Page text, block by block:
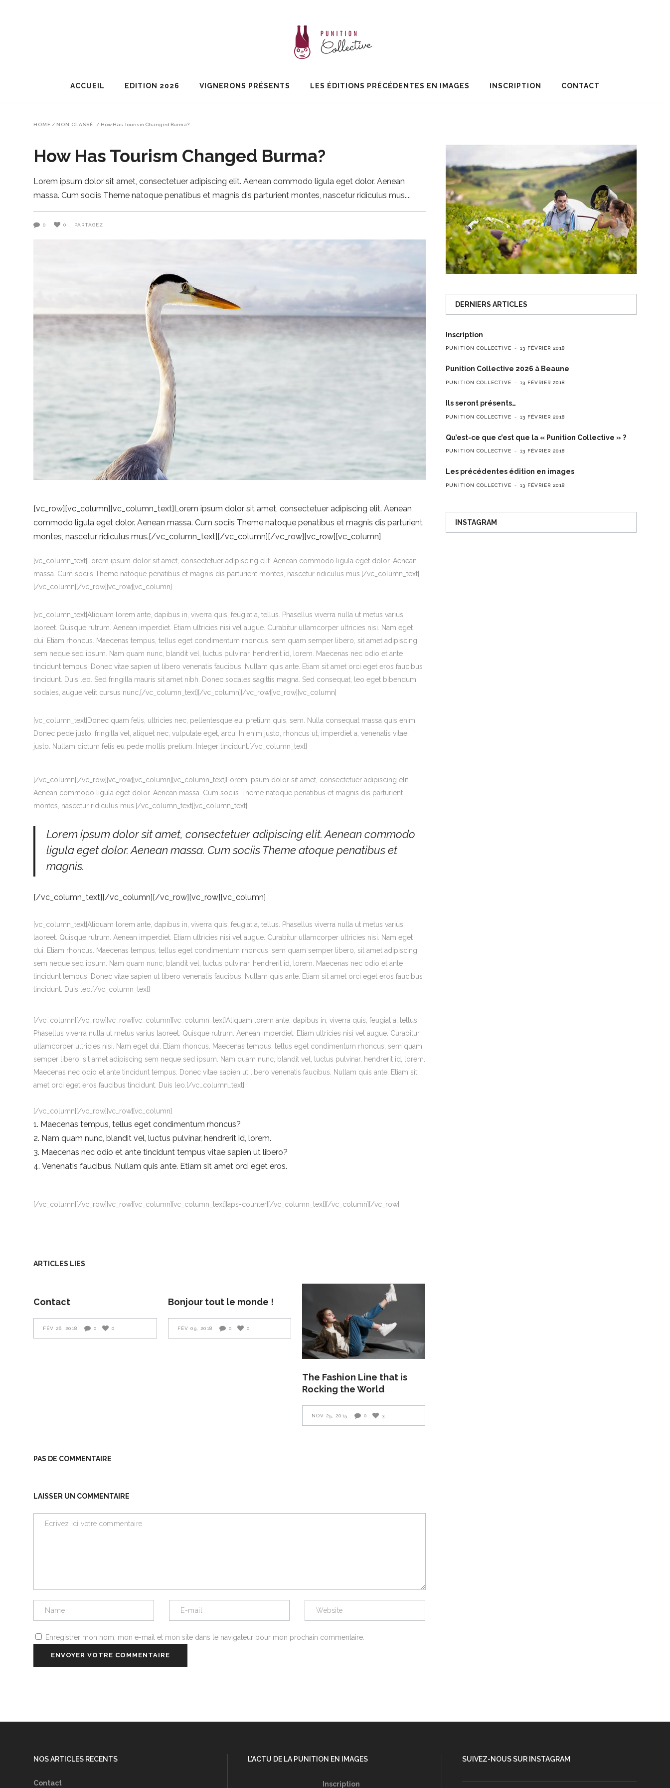
ACCUEIL EDITION 2026 VIGNERONS PRÉSENTS LES ÉDITIONS PRÉCÉDENTES EN IMAGES INSCRIPTION CONTACT
HOME / NON CLASSÉ / How Has Tourism Changed Burma?
How Has Tourism Changed Burma?
Lorem ipsum dolor sit amet, consectetuer adipiscing elit. Aenean commodo ligula eget dolor. Aenean
massa. Cum sociis Theme natoque penatibus et magnis dis parturient montes, nascetur ridiculus mus.
0 0 PARTAGEZ
[vc_row][vc_column][vc_column_text]Lorem ipsum dolor sit amet, consectetuer adipiscing elit. Aenean
commodo ligula eget dolor. Aenean massa. Cum sociis Theme natoque penatibus et magnis dis parturient
montes, nascetur ridiculus mus.[/vc_column_text][/vc_column][/vc_row][vc_row][vc_column]
[vc_column_text]Lorem ipsum dolor sit amet, consectetuer adipiscing elit. Aenean commodo ligula eget dolor. Aenean
massa. Cum sociis Theme natoque penatibus et magnis dis parturient montes, nascetur ridiculus mus.[/vc_column_text]
[/vc_column][/vc_row][vc_row][vc_column]
[vc_column_text]Aliquam lorem ante, dapibus in, viverra quis, feugiat a, tellus. Phasellus viverra nulla ut metus varius
laoreet. Quisque rutrum. Aenean imperdiet. Etiam ultricies nisi vel augue. Curabitur ullamcorper ultricies nisi. Nam eget
dui. Etiam rhoncus. Maecenas tempus, tellus eget condimentum rhoncus, sem quam semper libero, sit amet adipiscing
sem neque sed ipsum. Nam quam nunc, blandit vel, luctus pulvinar, hendrerit id, lorem. Maecenas nec odio et ante
tincidunt tempus. Donec vitae sapien ut libero venenatis faucibus. Nullam quis ante. Etiam sit amet orci eget eros faucibus
tincidunt. Duis leo. Sed fringilla mauris sit amet nibh. Donec sodales sagittis magna. Sed consequat, leo eget bibendum
sodales, augue velit cursus nunc,[/vc_column_text][/vc_column][/vc_row][vc_row][vc_column]
[vc_column_text]Donec quam felis, ultricies nec, pellentesque eu, pretium quis, sem. Nulla consequat massa quis enim.
Donec pede justo, fringilla vel, aliquet nec, vulputate eget, arcu. In enim justo, rhoncus ut, imperdiet a, venenatis vitae,
justo. Nullam dictum felis eu pede mollis pretium. Integer tincidunt.[/vc_column_text]
[/vc_column][/vc_row][vc_row][vc_column][vc_column_text]Lorem ipsum dolor sit amet, consectetuer adipiscing elit.
Aenean commodo ligula eget dolor. Aenean massa. Cum sociis Theme natoque penatibus et magnis dis parturient
montes, nascetur ridiculus mus.[/vc_column_text][vc_column_text]
Lorem ipsum dolor sit amet, consectetuer adipiscing elit. Aenean commodo
ligula eget dolor. Aenean massa. Cum sociis Theme atoque penatibus et
magnis.
[/vc_column_text][/vc_column][/vc_row][vc_row][vc_column]
[vc_column_text]Aliquam lorem ante, dapibus in, viverra quis, feugiat a, tellus. Phasellus viverra nulla ut metus varius
laoreet. Quisque rutrum. Aenean imperdiet. Etiam ultricies nisi vel augue. Curabitur ullamcorper ultricies nisi. Nam eget
dui. Etiam rhoncus. Maecenas tempus, tellus eget condimentum rhoncus, sem quam semper libero, sit amet adipiscing
sem neque sed ipsum. Nam quam nunc, blandit vel, luctus pulvinar, hendrerit id, lorem. Maecenas nec odio et ante
tincidunt tempus. Donec vitae sapien ut libero venenatis faucibus. Nullam quis ante. Etiam sit amet orci eget eros faucibus
tincidunt. Duis leo.[/vc_column_text]
[/vc_column][/vc_row][vc_row][vc_column][vc_column_text]Aliquam lorem ante, dapibus in, viverra quis, feugiat a, tellus.
Phasellus viverra nulla ut metus varius laoreet. Quisque rutrum. Aenean imperdiet. Etiam ultricies nisi vel augue. Curabitur
ullamcorper ultricies nisi. Nam eget dui. Etiam rhoncus. Maecenas tempus, tellus eget condimentum rhoncus, sem quam
semper libero, sit amet adipiscing sem neque sed ipsum. Nam quam nunc, blandit vel, luctus pulvinar, hendrerit id, lorem.
Maecenas nec odio et ante tincidunt tempus. Donec vitae sapien ut libero venenatis faucibus. Nullam quis ante. Etiam sit
amet orci eget eros faucibus tincidunt. Duis leo.[/vc_column_text]
[/vc_column][/vc_row][vc_row][vc_column]
Maecenas tempus, tellus eget condimentum rhoncus?
Nam quam nunc, blandit vel, luctus pulvinar, hendrerit id, lorem.
Maecenas nec odio et ante tincidunt tempus vitae sapien ut libero?
Venenatis faucibus. Nullam quis ante. Etiam sit amet orci eget eros.
[/vc_column][/vc_row][vc_row][vc_column][vc_column_text][aps-counter][/vc_column_text][/vc_column][/vc_row]
ARTICLES LIES
Contact
FÉV 26, 2018 0 0
Bonjour tout le monde !
FÉV 09, 2018 0 0
The Fashion Line that is
Rocking the World
NOV 25, 2015 0 3
PAS DE COMMENTAIRE
LAISSER UN COMMENTAIRE
Enregistrer mon nom, mon e-mail et mon site dans le navigateur pour mon prochain commentaire.
DERNIERS ARTICLES
Inscription
PUNITION COLLECTIVE 13 FÉVRIER 2018
Punition Collective 2026 à Beaune
PUNITION COLLECTIVE 13 FÉVRIER 2018
Ils seront présents…
PUNITION COLLECTIVE 13 FÉVRIER 2018
Qu’est-ce que c’est que la « Punition Collective » ?
PUNITION COLLECTIVE 13 FÉVRIER 2018
Les précédentes édition en images
PUNITION COLLECTIVE 13 FÉVRIER 2018
INSTAGRAM
NOS ARTICLES RECENTS
Contact
L'ACTU DE LA PUNITION EN IMAGES
Inscription
SUIVEZ-NOUS SUR INSTAGRAM